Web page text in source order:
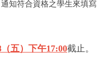
知符合資格之學生來填寫
（五）下午17:00截止。